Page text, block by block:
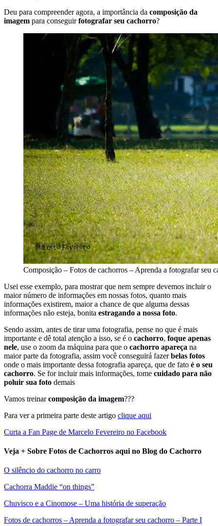
Deu para compreender agora, a importância da composição da
imagem para conseguirfotografar seu cachorro?
Composição – Fotos de cachorros – Aprenda a fotografar seu
Usei esse exemplo, para mostrar que nem sempre devemos incluir o
maior número de informações em nossas fotos, quanto mais
informações existirem, maior a chance de que alguma dessas
informações não esteja, bonita estragando a nossa foto.
Sendo assim, antes de tirar uma fotografia, pense no que é mais
importante e dê total atenção a isso, se é o cachorro, foque apenas
nele, use o zoom da máquina para que o cachorro apareça na
maior parte da fotografia, assim você conseguirá fazerbelas fotos
onde o mais importante dessa fotografia apareça, que de fato é o seu
cachorro. Se for incluir mais informações, tome cuidado para não
poluir sua foto demais
Vamos treinarcomposição da imagem???
Para ver a primeira parte deste artigo clique aqui
Curta a Fan Page de Marcelo Fevereiro no Facebook
Veja + Sobre Fotos de Cachorros aqui no Blog do Cachorro
O silêncio do cachorro no carro
Cachorra Maddie “on things”
Chuvisco e a Cinomose – Uma história de superação
Fotos de cachorros – Aprenda a fotografar seu cachorro – Parte I